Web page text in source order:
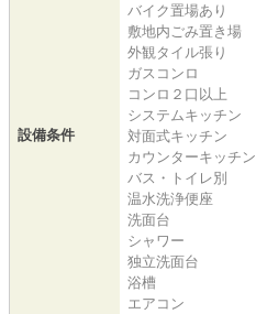
設備条件
バイク置場あり
敷地内ごみ置き場
外観タイル張り
ガスコンロ
コンロ２口以上
システムキッチン
対面式キッチン
カウンターキッチン
バス・トイレ別
温水洗浄便座
洗面台
シャワー
独立洗面台
浴槽
エアコン